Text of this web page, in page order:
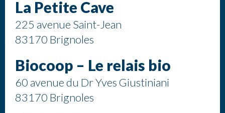
La Petite Cave
225 avenue Saint-Jean
83170 Brignoles
Biocoop – Le relais bio
60 avenue du Dr Yves Giustiniani
83170 Brignoles